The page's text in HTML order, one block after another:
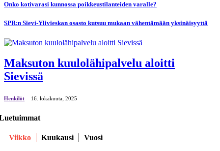
Onko kotivarasi kunnossa poikkeustilanteiden varalle?
SPR:n Sievi-Ylivieskan osasto kutsuu mukaan vähentämään yksinäisyyttä
Maksuton kuulolähipalvelu aloitti
Sievissä
Henkilöt 16. lokakuuta, 2025
Viikko Kuukausi Vuosi